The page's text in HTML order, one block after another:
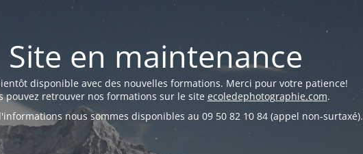
Site en maintenance
disponible avec des nouvelles formations. Merci pour votre patience!
pouvez retrouver nos formations sur le site ecoledephotographie.com.
nous sommes disponibles au 09 50 82 10 84 (appel non-surtaxé).